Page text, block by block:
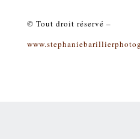
© Tout droit réservé –